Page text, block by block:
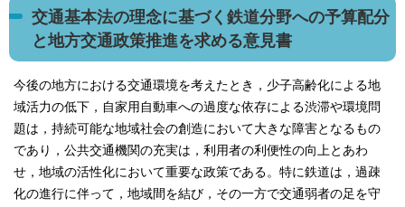
交通基本法の理念に基づく鉄道分野への予算配分
と地方交通政策推進を求める意見書
今後の地方における交通環境を考えたとき，少子高齢化による地
域活力の低下，自家用自動車への過度な依存による渋滞や環境問
題は，持続可能な地域社会の創造において大きな障害となるもの
であり，公共交通機関の充実は，利用者の利便性の向上とあわ
せ，地域の活性化において重要な政策である。特に鉄道は，過疎
化の進行に伴って，地域間を結び，その一方で交通弱者の足を守